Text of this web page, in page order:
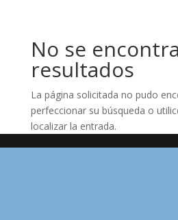
No se
resultados
La página solicitada no pudo
perfeccionar su búsqueda o
localizar la entrada.